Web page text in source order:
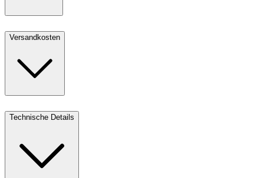
Versandkosten
Technische Details